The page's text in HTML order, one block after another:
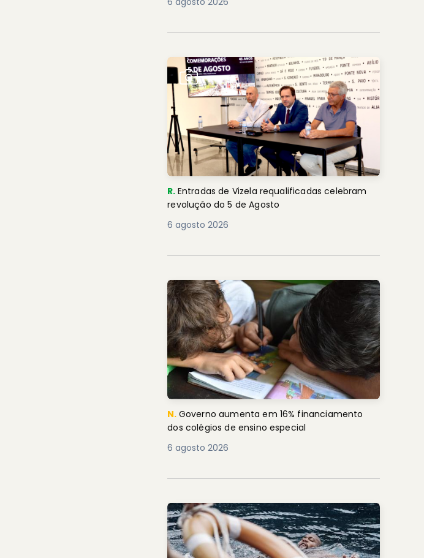
R. Entradas de Vizela requalificadas celebram
revolução do 5 de Agosto
6 agosto 2026
N. Governo aumenta em 16% financiamento
dos colégios de ensino especial
6 agosto 2026